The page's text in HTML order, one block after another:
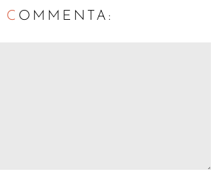
C OMMENTA: